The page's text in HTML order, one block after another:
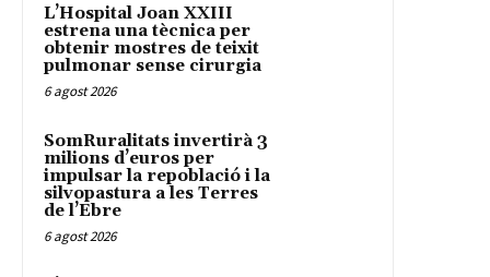
L’Hospital Joan XXIII
estrena una tècnica per
obtenir mostres de teixit
pulmonar sense cirurgia
6 agost 2026
SomRuralitats invertirà 3
milions d’euros per
impulsar la repoblació i la
silvopastura a les Terres
de l’Ebre
6 agost 2026